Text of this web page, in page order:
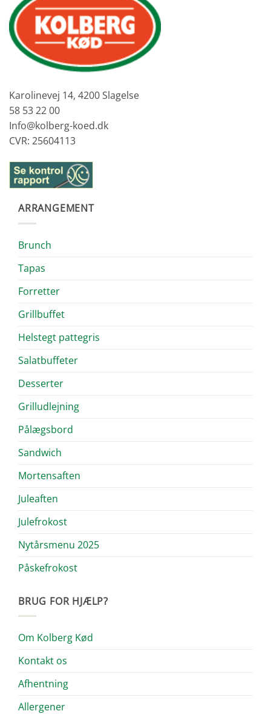
Karolinevej 14, 4200 Slagelse
58 53 22 00
Info@kolberg-koed.dk
CVR: 25604113
ARRANGEMENT
Brunch
Tapas
Forretter
Grillbuffet
Helstegt pattegris
Salatbuffeter
Desserter
Grilludlejning
Pålægsbord
Sandwich
Mortensaften
Juleaften
Julefrokost
Nytårsmenu 2025
Påskefrokost
BRUG FOR HJÆLP?
Om Kolberg Kød
Kontakt os
Afhentning
Allergener